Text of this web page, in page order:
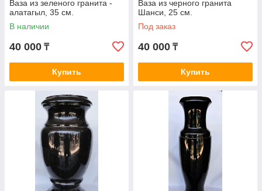
Ваза из зеленого гранита -
алатагыл, 35 см.
В наличии
40 000 ₸
Купить
Ваза из черного гранита
Шанси, 25 см.
Под заказ
40 000 ₸
Купить